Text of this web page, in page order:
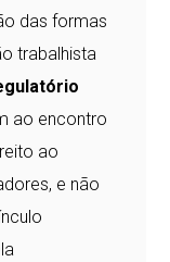
das formas
trabalhista
ao encontro
ao
e não